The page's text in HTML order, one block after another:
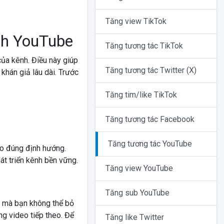
YouTube
kênh. Điều này giúp
giả lâu dài. Trước
đúng định hướng.
triển kênh bền vững.
bạn không thể bỏ
video tiếp theo. Để
Tăng view TikTok
Tăng tương tác TikTok
Tăng tương tác Twitter (X)
Tăng tim/like TikTok
Tăng tương tác Facebook
Tăng tương tác YouTube
Tăng view YouTube
Tăng sub YouTube
Tăng like Twitter